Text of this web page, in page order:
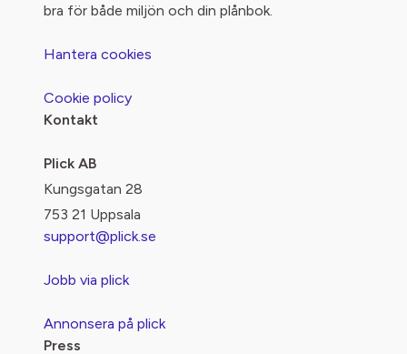
bra för både miljön och din plånbok.
Hantera cookies
Cookie policy
Kontakt
Plick AB
Kungsgatan 28
753 21 Uppsala
support@plick.se
Jobb via plick
Annonsera på plick
Press